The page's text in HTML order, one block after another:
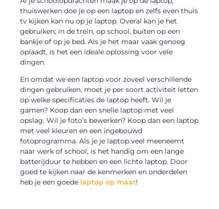
thuiswerken doe je op een laptop en zelfs even thuis
tv kijken kan nu op je laptop. Overal kan je het
gebruiken; in de trein, op school, buiten op een
bankje of op je bed. Als je het maar vaak genoeg
oplaadt, is het een ideale oplossing voor vele
dingen.
En omdat we een laptop voor zoveel verschillende
dingen gebruiken, moet je per soort activiteit letten
op welke specificaties de laptop heeft. Wil je
gamen? Koop dan een snelle laptop met veel
opslag. Wil je foto’s bewerken? Koop dan een laptop
met veel kleuren en een ingebouwd
fotoprogramma. Als je je laptop veel meeneemt
naar werk of school, is het handig om een lange
batterijduur te hebben en een lichte laptop. Door
goed te kijken naar de kenmerken en onderdelen
heb je een goede laptop op maat!